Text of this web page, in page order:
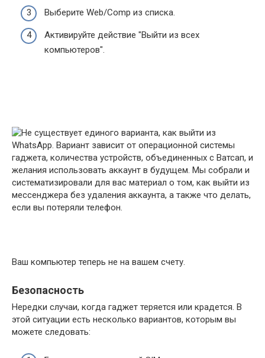
Выберите Web/Comp из списка.
Активируйте действие "Выйти из всех
компьютеров".
Ваш компьютер теперь не на вашем счету.
Безопасность
Нередки случаи, когда гаджет теряется или крадется. В
этой ситуации есть несколько вариантов, которым вы
можете следовать: